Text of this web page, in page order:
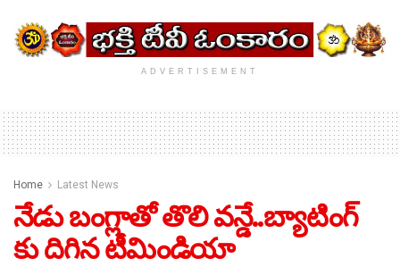
ADVERTISEMENT
Home Latest News
నేడు బంగ్లాతో తొలి వన్డే..బ్యాటింగ్
కు దిగిన టీమిండియా